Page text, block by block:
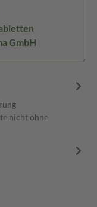
GmbH
nicht ohne